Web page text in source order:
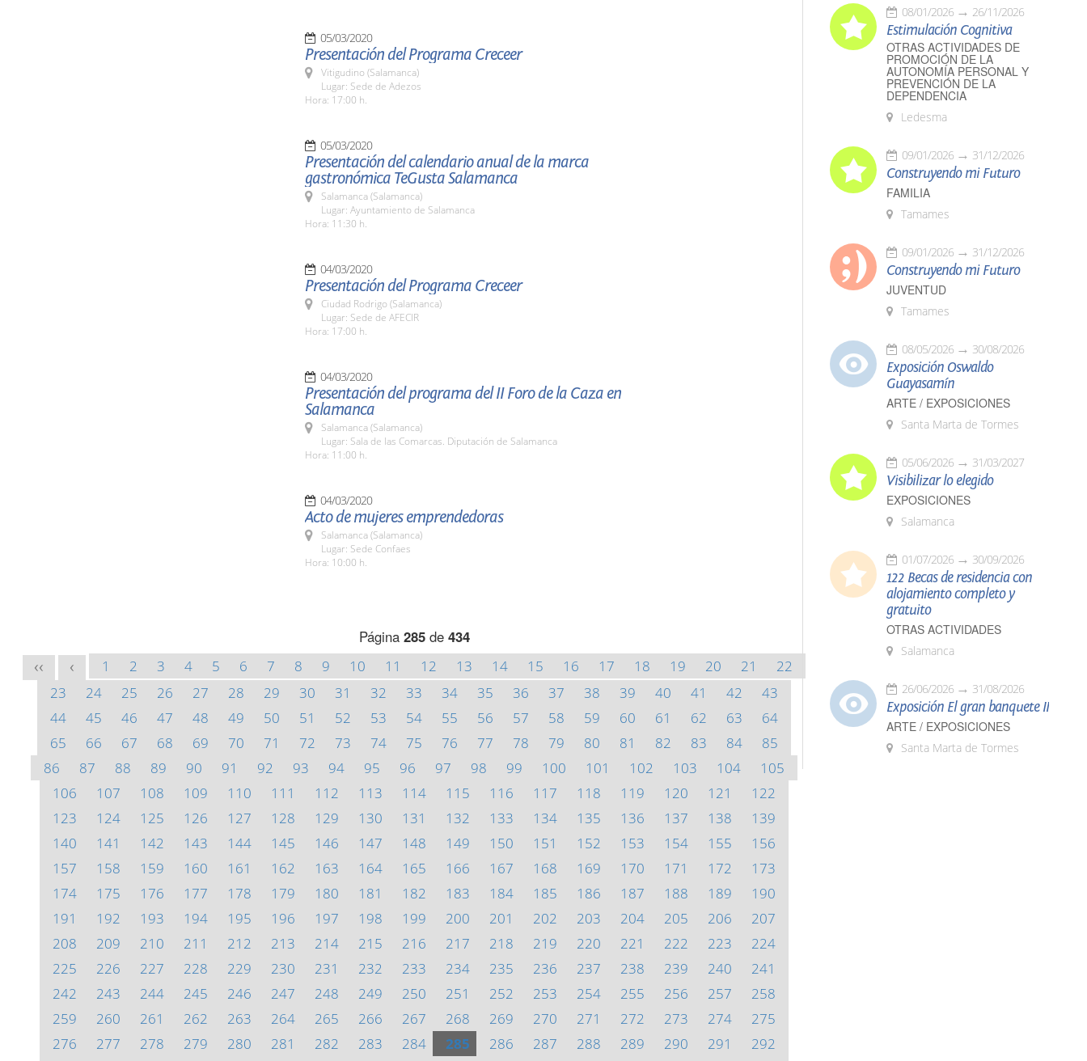
05/03/2020
Presentación del Programa Creceer
Vitigudino (Salamanca)
Lugar: Sede de Adezos
Hora: 17:00 h.
05/03/2020
Presentación del calendario anual de la marca
gastronómica TeGusta Salamanca
Salamanca (Salamanca)
Lugar: Ayuntamiento de Salamanca
Hora: 11:30 h.
04/03/2020
Presentación del Programa Creceer
Ciudad Rodrigo (Salamanca)
Lugar: Sede de AFECIR
Hora: 17:00 h.
04/03/2020
Presentación del programa del II Foro de la Caza en
Salamanca
Salamanca (Salamanca)
Lugar: Sala de las Comarcas. Diputación de Salamanca
Hora: 11:00 h.
04/03/2020
Acto de mujeres emprendedoras
Salamanca (Salamanca)
Lugar: Sede Confaes
Hora: 10:00 h.
Página 285de 434
<< < 1 2 3 4 5 6 7 8 9 10 11 12 13 14 15 16 17 18 19 20 21
22
23
24 25 26 27 28 29 30 31 32 33 34 35 36 37 38 39 40 41 42
43
44
45 46 47 48 49 50 51 52 53 54 55 56 57 58 59 60 61 62 63
64
65
66 67 68 69 70 71 72 73 74 75 76 77 78 79 80 81 82 83 84
85
86
87 88 89 90 91 92 93 94 95 96 97 98 99 100 101 102 103 104
105
106
107 108 109 110 111 112 113 114 115 116 117 118 119 120 121
122
123
124 125 126 127 128 129 130 131 132 133 134 135 136 137 138
139
140
141 142 143 144 145 146 147 148 149 150 151 152 153 154 155
156
157
158 159 160 161 162 163 164 165 166 167 168 169 170 171 172
173
174
175 176 177 178 179 180 181 182 183 184 185 186 187 188 189
190
191
192 193 194 195 196 197 198 199 200 201 202 203 204 205 206
207
208
209 210 211 212 213 214 215 216 217 218 219 220 221 222 223
224
225
226 227 228 229 230 231 232 233 234 235 236 237 238 239 240
241
242
243 244 245 246 247 248 249 250 251 252 253 254 255 256 257
258
259
260 261 262 263 264 265 266 267 268 269 270 271 272 273 274
275
276
277 278 279 280 281 282 283 284 285 286 287 288 289 290 291
292
08/01/2026 26/11/2026
Estimulación Cognitiva
OTRAS ACTIVIDADES DE
PROMOCIÓN DE LA
AUTONOMÍA PERSONAL Y
PREVENCIÓN DE LA
DEPENDENCIA
Ledesma
09/01/2026 31/12/2026
Construyendo mi Futuro
FAMILIA
Tamames
09/01/2026 31/12/2026
Construyendo mi Futuro
JUVENTUD
Tamames
08/05/2026 30/08/2026
Exposición Oswaldo
Guayasamín
ARTE / EXPOSICIONES
Santa Marta de Tormes
05/06/2026 31/03/2027
Visibilizar lo elegido
EXPOSICIONES
Salamanca
01/07/2026 30/09/2026
122 Becas de residencia con
alojamiento completo y
gratuito
OTRAS ACTIVIDADES
Salamanca
26/06/2026 31/08/2026
Exposición El gran banquete II
ARTE / EXPOSICIONES
Santa Marta de Tormes